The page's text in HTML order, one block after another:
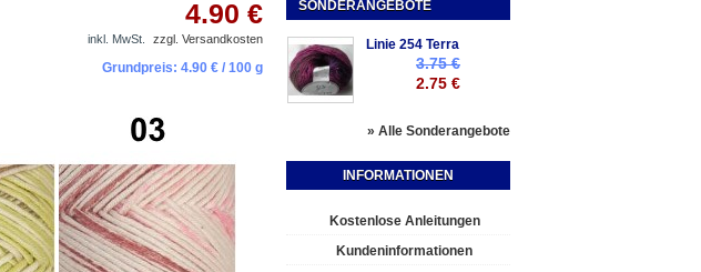
4.90 €
inkl. MwSt. zzgl. Versandkosten
Grundpreis: 4.90 € / 100 g
SONDERANGEBOTE
Linie 254 Terra
3.75 €
2.75 €
» Alle Sonderangebote
INFORMATIONEN
Kostenlose Anleitungen
Kundeninformationen